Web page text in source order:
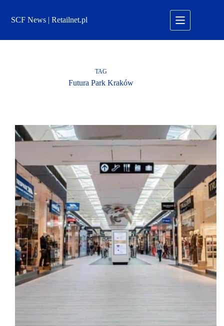
treściSCF News | Retailnet.pl
TAG
Futura Park Kraków